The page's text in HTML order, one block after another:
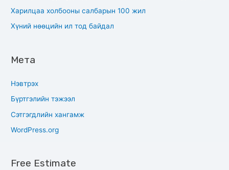
Харилцаа холбооны салбарын 100 жил
Хүний нөөцийн ил тод байдал
Мета
Нэвтрэх
Бүртгэлийн тэжээл
Сэтгэгдлийн хангамж
WordPress.org
Free Estimate